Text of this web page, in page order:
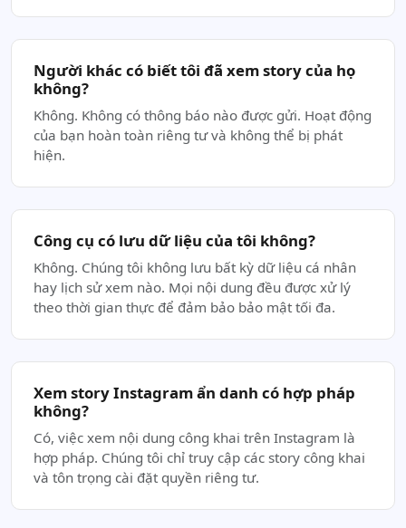
Người khác có biết tôi đã xem story của họ
không?
Không. Không có thông báo nào được gửi. Hoạt động
của bạn hoàn toàn riêng tư và không thể bị phát
hiện.
Công cụ có lưu dữ liệu của tôi không?
Không. Chúng tôi không lưu bất kỳ dữ liệu cá nhân
hay lịch sử xem nào. Mọi nội dung đều được xử lý
theo thời gian thực để đảm bảo bảo mật tối đa.
Xem story Instagram ẩn danh có hợp pháp
không?
Có, việc xem nội dung công khai trên Instagram là
hợp pháp. Chúng tôi chỉ truy cập các story công khai
và tôn trọng cài đặt quyền riêng tư.